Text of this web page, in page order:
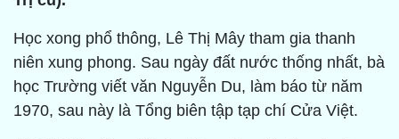
Học xong phổ thông, Lê Thị Mây tham gia thanh
niên xung phong. Sau ngày đất nước thống nhất, bà
học Trường viết văn Nguyễn Du, làm báo từ năm
1970, sau này là Tổng biên tập tạp chí Cửa Việt.